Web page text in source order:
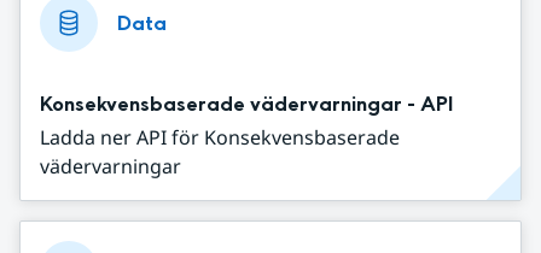
Data
Konsekvensbaserade vädervarningar - API
Ladda ner API för Konsekvensbaserade
vädervarningar